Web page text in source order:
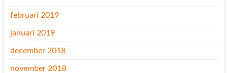
februari 2019
januari 2019
december 2018
november 2018